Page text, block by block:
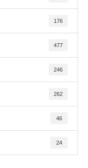
176
477
246
262
46
24